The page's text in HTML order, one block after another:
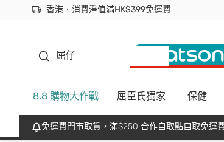
香港．消費淨值滿HK$399免運費
立即成為易賞錢會員盡享獨家優惠
首次APP下單買滿$450 輸入 NEWAPP 即減$50
屈仔
8.8 購物大作戰 屈臣氏獨家 保健
免運費門市取貨，滿$250 合作自取點自取免運